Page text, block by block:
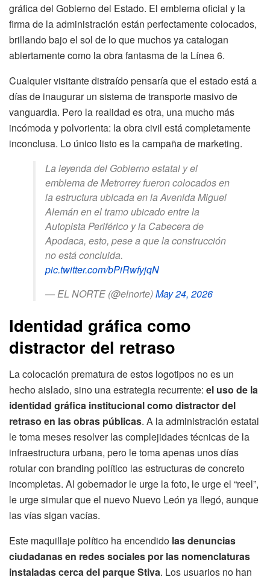
gráfica del Gobierno del Estado. El emblema oficial y la
firma de la administración están perfectamente colocados,
brillando bajo el sol de lo que muchos ya catalogan
abiertamente como la obra fantasma de la Línea 6.
Cualquier visitante distraído pensaría que el estado está a
días de inaugurar un sistema de transporte masivo de
vanguardia. Pero la realidad es otra, una mucho más
incómoda y polvorienta: la obra civil está completamente
inconclusa. Lo único listo es la campaña de marketing.
La leyenda del Gobierno estatal y el
emblema de Metrorrey fueron colocados en
la estructura ubicada en la Avenida Miguel
Alemán en el tramo ubicado entre la
Autopista Periférico y la Cabecera de
Apodaca, esto, pese a que la construcción
no está concluida.
pic.twitter.com/bPiRwfyjqN
— EL NORTE (@elnorte)May 24, 2026
Identidad gráfica como
distractor del retraso
La colocación prematura de estos logotipos no es un
hecho aislado, sino una estrategia recurrente: el uso de la
identidad gráfica institucional como distractor del
retraso en las obras públicas. A la administración estatal
le toma meses resolver las complejidades técnicas de la
infraestructura urbana, pero le toma apenas unos días
rotular con branding político las estructuras de concreto
incompletas. Al gobernador le urge la foto, le urge el “reel”,
le urge simular que el nuevo Nuevo León ya llegó, aunque
las vías sigan vacías.
Este maquillaje político ha encendido las denuncias
ciudadanas en redes sociales por las nomenclaturas
instaladas cerca del parque Stiva. Los usuarios no han